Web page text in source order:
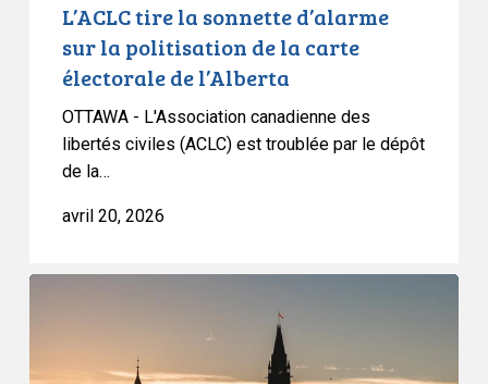
l’Alberta
L’ACLC tire la sonnette d’alarme
sur la politisation de la carte
électorale de l’Alberta
OTTAWA - L'Association canadienne des
libertés civiles (ACLC) est troublée par le dépôt
de la…
avril 20, 2026
plus,